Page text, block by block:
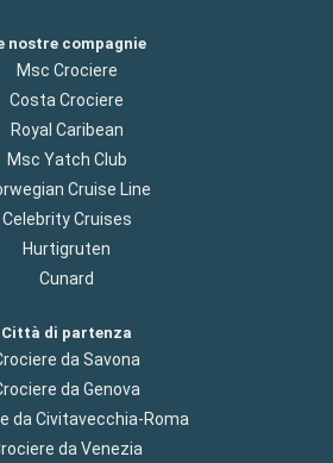
nostre compagnie
Msc Crociere
Costa Crociere
Royal Caribean
Msc Yatch Club
Cruise Line
Celebrity Cruises
Hurtigruten
Cunard
Città di partenza
da Savona
da Genova
da Civitavecchia-Roma
da Venezia